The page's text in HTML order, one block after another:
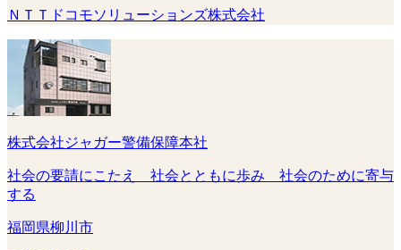
ＮＴＴドコモソリューションズ株式会社
株式会社ジャガー警備保障本社
社会の要請にこたえ 社会とともに歩み 社会のために寄与
する
福岡県柳川市